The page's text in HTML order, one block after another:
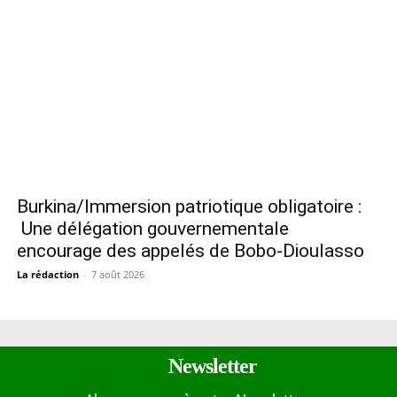
Burkina/Immersion patriotique obligatoire :
Une délégation gouvernementale
encourage des appelés de Bobo-Dioulasso
La rédaction - 7 août 2026
Newsletter